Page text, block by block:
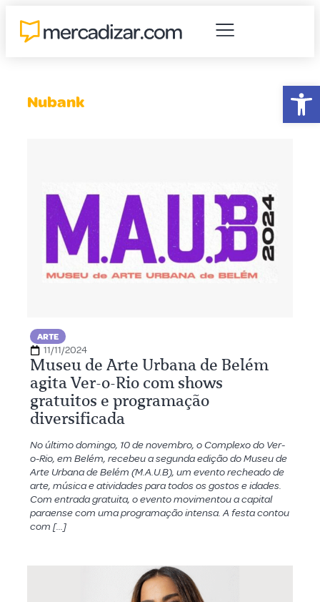
Nubank
ARTE
11/11/2024
Museu de Arte Urbana de Belém
agita Ver-o-Rio com shows
gratuitos e programação
diversificada
No último domingo, 10 de novembro, o Complexo do Ver-
o-Rio, em Belém, recebeu a segunda edição do Museu de
Arte Urbana de Belém (M.A.U.B), um evento recheado de
arte, música e atividades para todos os gostos e idades.
Com entrada gratuita, o evento movimentou a capital
paraense com uma programação intensa. A festa contou
com […]